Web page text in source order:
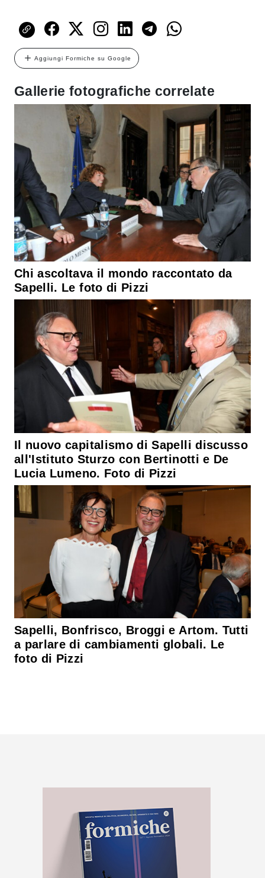
Aggiungi Formiche su Google
Gallerie fotografiche correlate
Chi ascoltava il mondo raccontato da
Sapelli. Le foto di Pizzi
Il nuovo capitalismo di Sapelli discusso
all'Istituto Sturzo con Bertinotti e De
Lucia Lumeno. Foto di Pizzi
Sapelli, Bonfrisco, Broggi e Artom. Tutti
a parlare di cambiamenti globali. Le
foto di Pizzi